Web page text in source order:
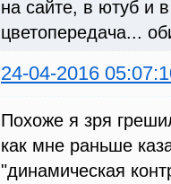
на сайте, в ютуб и
цветопередача...
24-04-2016
Похоже я зря
как мне раньше
"динамическая